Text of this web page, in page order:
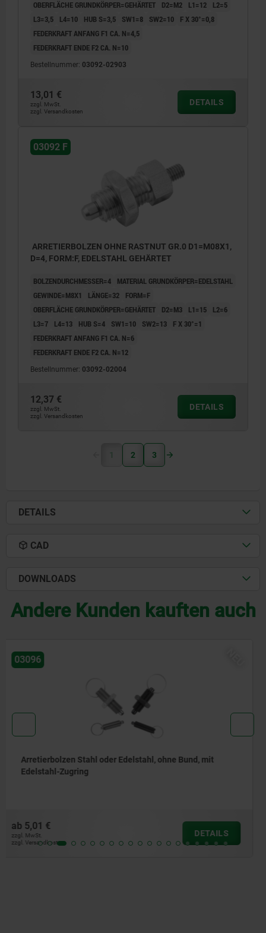
OBERFLÄCHE GRUNDKÖRPER=GEHÄRTET D2=M2 L1=12
L2=5
L3=3,5
L4=10 HUB S=3,5 SW1=8 SW2=10
F X 30°=0,8
FEDERKRAFT ANFANG F1 CA. N=4,5
FEDERKRAFT ENDE F2 CA. N=10
Bestellnummer: 03092-02903
13,01 €
zzgl. MwSt.
zzgl. Versandkosten
DETAILS
03092 F
ARRETIERBOLZEN OHNE RASTNUT GR.0 D1=M08X1,
D=4, FORM:F, EDELSTAHL GEHÄRTET
BOLZENDURCHMESSER=4
MATERIAL GRUNDKÖRPER=EDELSTAHL
GEWINDE=M8X1
LÄNGE=32
FORM=F
OBERFLÄCHE GRUNDKÖRPER=GEHÄRTET
D2=M3 L1=15
L2=6
L3=7
L4=13 HUB S=4 SW1=10 SW2=13
F X 30°=1
FEDERKRAFT ANFANG F1 CA. N=6
FEDERKRAFT ENDE F2 CA. N=12
Bestellnummer: 03092-02004
12,37 €
zzgl. MwSt.
zzgl. Versandkosten
DETAILS
1 2 3
DETAILS
CAD
DOWNLOADS
Andere Kunden kauften auch
03092
Arretierbolzen Stahl oder Edelstahl, kurze Ausführung,
mit Gewindezapfen
ab6,81 €
zzgl. MwSt.
zzgl. Versandkosten
DETAILS